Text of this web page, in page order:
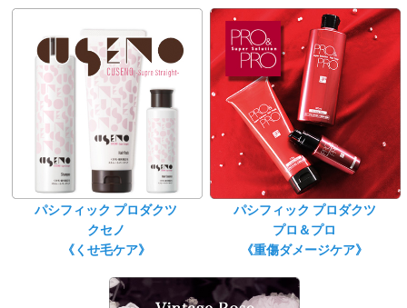
パシフィック プロダクツ
クセノ
《くせ毛ケア》
パシフィック プロダクツ
プロ＆プロ
《重傷ダメージケア》